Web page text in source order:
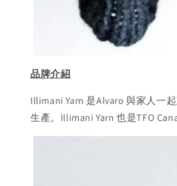
品牌介紹
Illimani Yarn 是Alvaro 與家人一
生產。Illimani Yarn 也是TFO